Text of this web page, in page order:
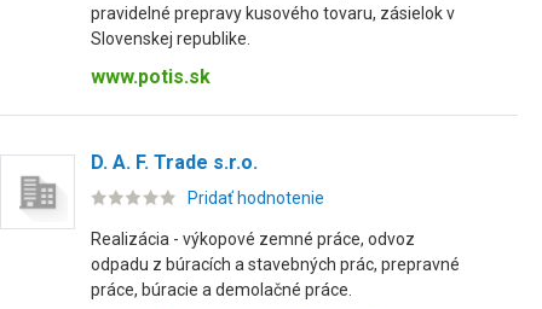
pravidelné prepravy kusového tovaru, zásielok v
Slovenskej republike.
www.potis.sk
D. A. F. Trade s.r.o.
Pridať hodnotenie
Realizácia - výkopové zemné práce, odvoz
odpadu z búracích a stavebných prác, prepravné
práce, búracie a demolačné práce.